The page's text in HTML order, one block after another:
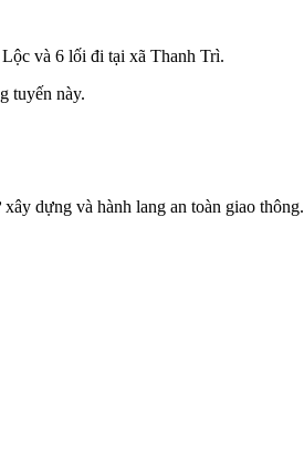
và 6 lối đi tại xã Thanh Trì.
tuyến này.
dựng và hành lang an toàn giao thông.